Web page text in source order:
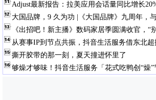
Adjust最新报告：拉美应用会话量同比增长
大国品牌，9 久为功 |《大国品牌》九周年，
《出招吧！新主播》数码家居季圆满收官，“
从赛事IP到节点共振，抖音生活服务借东北
撕开胶带的那一刻，夏天撞进怀里了
够燥才够味！抖音生活服务「花式吃鸭创“燥”